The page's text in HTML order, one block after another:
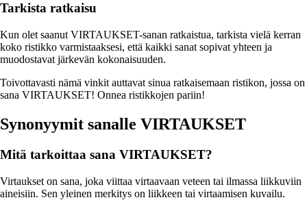
Tarkista ratkaisu
Kun olet saanut VIRTAUKSET-sanan ratkaistua, tarkista vielä kerran
koko ristikko varmistaaksesi, että kaikki sanat sopivat yhteen ja
muodostavat järkevän kokonaisuuden.
Toivottavasti nämä vinkit auttavat sinua ratkaisemaan ristikon, jossa on
sana VIRTAUKSET! Onnea ristikkojen pariin!
Synonyymit sanalle VIRTAUKSET
Mitä tarkoittaa sana VIRTAUKSET?
Virtaukset on sana, joka viittaa virtaavaan veteen tai ilmassa liikkuviin
aineisiin. Sen yleinen merkitys on liikkeen tai virtaamisen kuvailu.